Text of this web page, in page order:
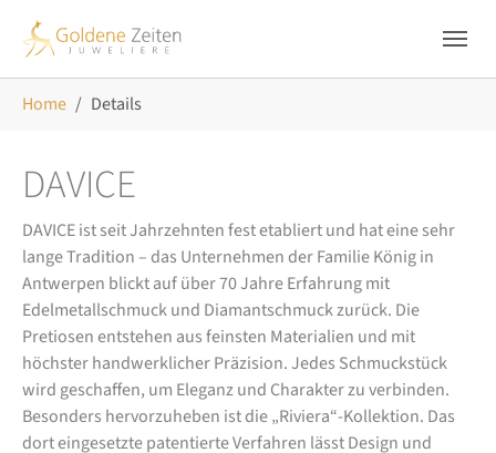
Home Details
DAVICE
DAVICE ist seit Jahrzehnten fest etabliert und hat eine sehr
lange Tradition – das Unternehmen der Familie König in
Antwerpen blickt auf über 70 Jahre Erfahrung mit
Edelmetallschmuck und Diamantschmuck zurück. Die
Pretiosen entstehen aus feinsten Materialien und mit
höchster handwerklicher Präzision. Jedes Schmuckstück
wird geschaffen, um Eleganz und Charakter zu verbinden.
Besonders hervorzuheben ist die „Riviera“-Kollektion. Das
dort eingesetzte patentierte Verfahren lässt Design und